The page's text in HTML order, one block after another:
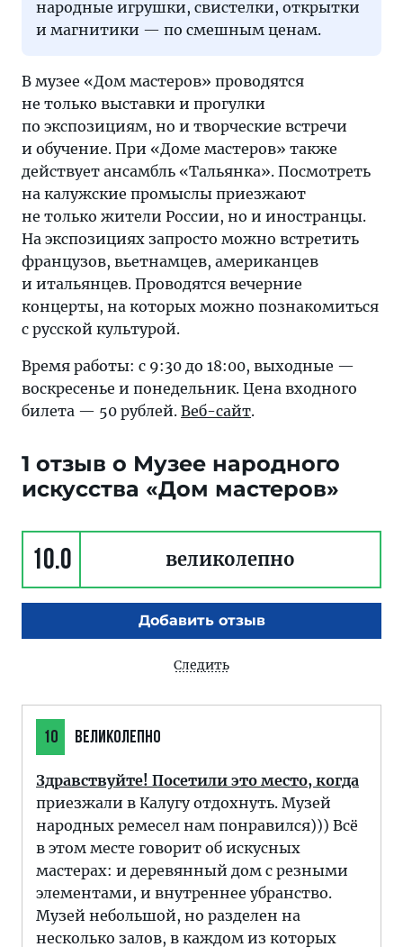
народные игрушки, свистелки, открытки
и магнитики — по смешным ценам.
В музее «Дом мастеров» проводятся
не только выставки и прогулки
по экспозициям, но и творческие встречи
и обучение. При «Доме мастеров» также
действует ансамбль «Тальянка». Посмотреть
на калужские промыслы приезжают
не только жители России, но и иностранцы.
На экспозициях запросто можно встретить
французов, вьетнамцев, американцев
и итальянцев. Проводятся вечерние
концерты, на которых можно познакомиться
с русской культурой.
Время работы: с 9:30 до 18:00, выходные —
воскресенье и понедельник. Цена входного
билета — 50 рублей. Веб-сайт.
1 отзыв о Музее народного
искусства «Дом мастеров»
10.0 великолепно
Добавить отзыв
Следить
10 ВЕЛИКОЛЕПНО
Здравствуйте! Посетили это место, когда
приезжали в Калугу отдохнуть. Музей
народных ремесел нам понравился))) Всё
в этом месте говорит об искусных
мастерах: и деревянный дом с резными
элементами, и внутреннее убранство.
Музей небольшой, но разделен на
несколько залов, в каждом из которых